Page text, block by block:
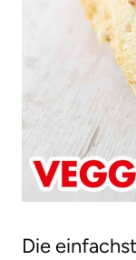
Die